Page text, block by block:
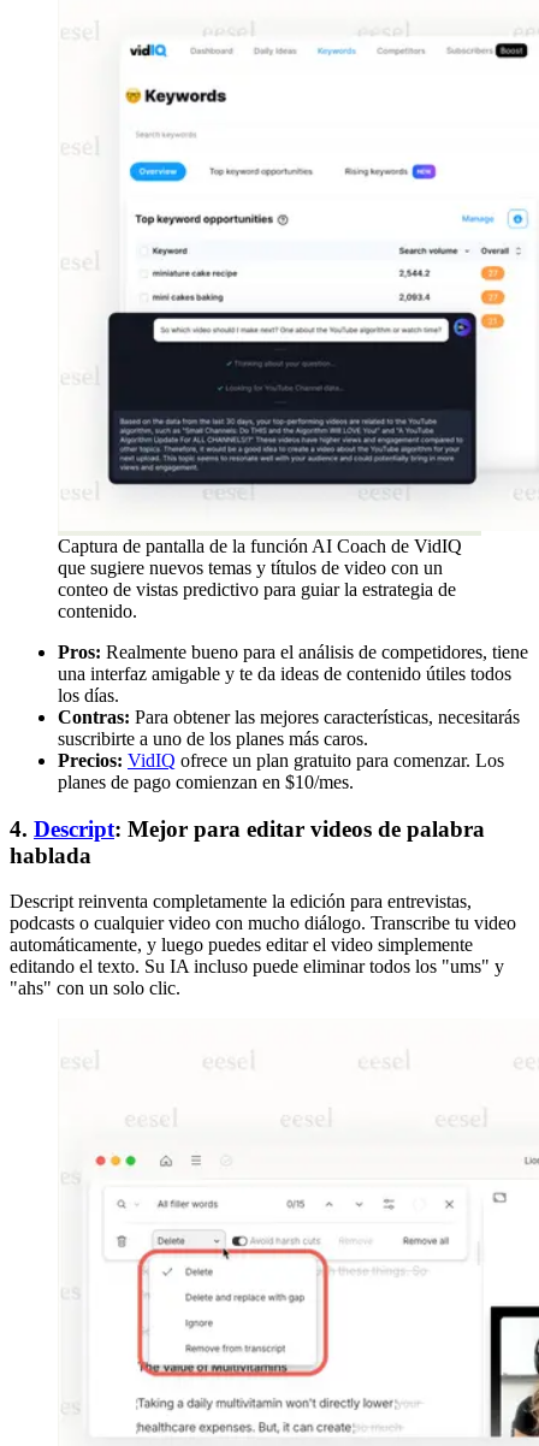
Captura de pantalla de la función AI Coach de VidIQ
que sugiere nuevos temas y títulos de video con un
conteo de vistas predictivo para guiar la estrategia de
contenido.
Pros: Realmente bueno para el análisis de competidores, tiene
una interfaz amigable y te da ideas de contenido útiles todos
los días.
Contras: Para obtener las mejores características, necesitarás
suscribirte a uno de los planes más caros.
Precios: VidIQ ofrece un plan gratuito para comenzar. Los
planes de pago comienzan en $10/mes.
4. Descript: Mejor para editar videos de palabra
hablada
Descript reinventa completamente la edición para entrevistas,
podcasts o cualquier video con mucho diálogo. Transcribe tu video
automáticamente, y luego puedes editar el video simplemente
editando el texto. Su IA incluso puede eliminar todos los "ums" y
"ahs" con un solo clic.